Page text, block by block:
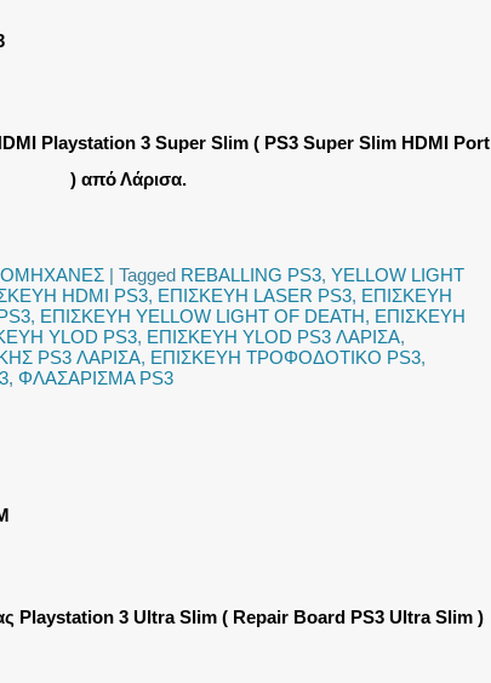
Playstation 3 Super Slim ( PS3 Super Slim HDMI Port
) από Λάρισα.
| Tagged REBALLING PS3, YELLOW LIGHT
HDMI PS3, ΕΠΙΣΚΕΥΗ LASER PS3, ΕΠΙΣΚΕΥΗ
, ΕΠΙΣΚΕΥΗ YELLOW LIGHT OF DEATH, ΕΠΙΣΚΕΥΗ
YLOD PS3, ΕΠΙΣΚΕΥΗ YLOD PS3 ΛΑΡΙΣΑ,
PS3 ΛΑΡΙΣΑ, ΕΠΙΣΚΕΥΗ ΤΡΟΦΟΔΟΤΙΚΟ PS3,
, ΦΛΑΣΑΡΙΣΜΑ PS3
Playstation 3 Ultra Slim ( Repair Board PS3 Ultra Slim )